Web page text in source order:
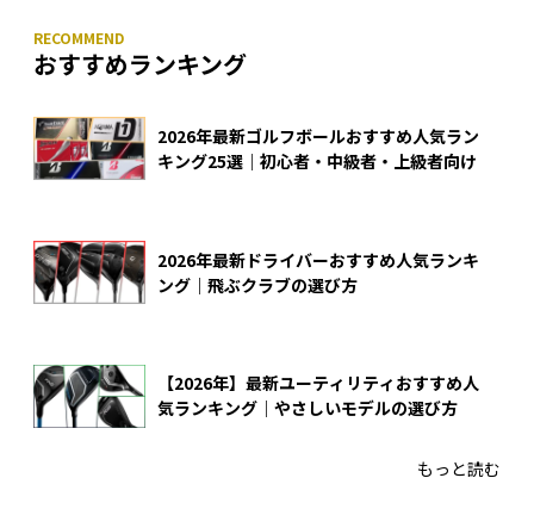
おすすめランキング
2026年最新ゴルフボールおすすめ人気ラン
キング25選｜初心者・中級者・上級者向け
2026年最新ドライバーおすすめ人気ランキ
ング｜飛ぶクラブの選び方
【2026年】最新ユーティリティおすすめ人
気ランキング｜やさしいモデルの選び方
もっと読む